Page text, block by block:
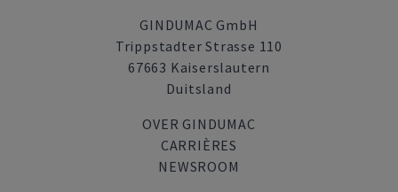
GINDUMAC GmbH
Trippstadter Strasse 110
67663 Kaiserslautern
Duitsland
OVER GINDUMAC
CARRIÈRES
NEWSROOM